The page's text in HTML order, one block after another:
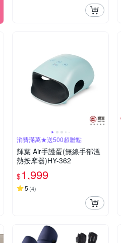
消費滿萬★送500超贈點
輝葉 Air手護蛋(無線手部溫
熱按摩器)HY-362
$1,999
5 (4)